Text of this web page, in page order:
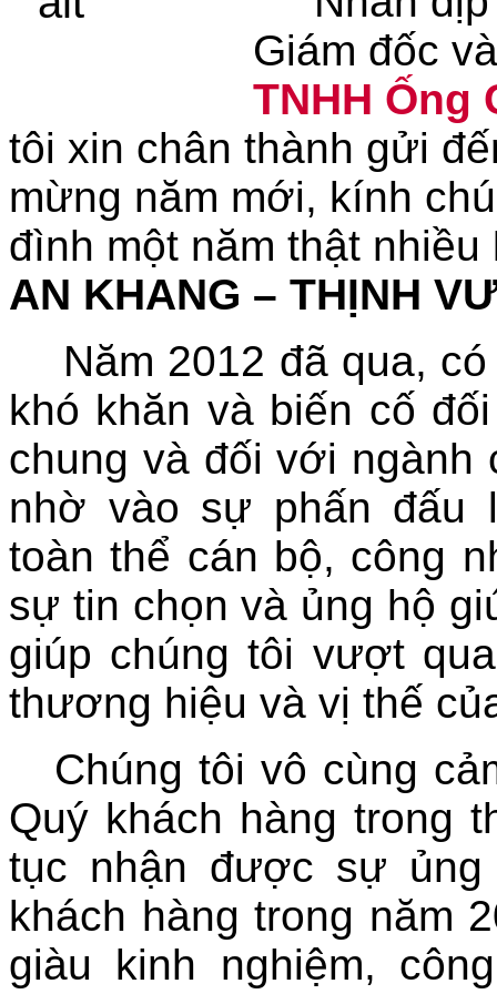
Dự án nhà máy sơ sợi Đình Vũ Hải
Dự án lắp bồn công nghệ Malaisia
nhà máy pin năng lượng, huyện Củ
Chi ( 2011)
Lắp đặt bơm của nhà máy sữa Bình
Dương
Dự án nhà máy sữa Vinamilk khu
công nghiệp Vietnam Singapor, Bình
Dự án kho chứa lạnh Thị Vải, Cái
Mép (2012)
đạm Bắc Giang
Giám đốc
TNHH Ống
tôi xin chân thành gửi
mừng năm mới, kính
đình một năm thật nhiều
AN KHANG – THỊNH
Năm 2012 đã qua, có
khó khăn và biến cố
chung và đối với
nhờ vào sự phấn đấu
toàn thể cán bộ, công
sự tin chọn và ủng hộ
giúp chúng tôi vượt
thương hiệu và vị thế
Chúng tôi vô cùng
Quý khách hàng trong
tục nhận được sự
khách hàng trong năm
giàu kinh nghiệm,